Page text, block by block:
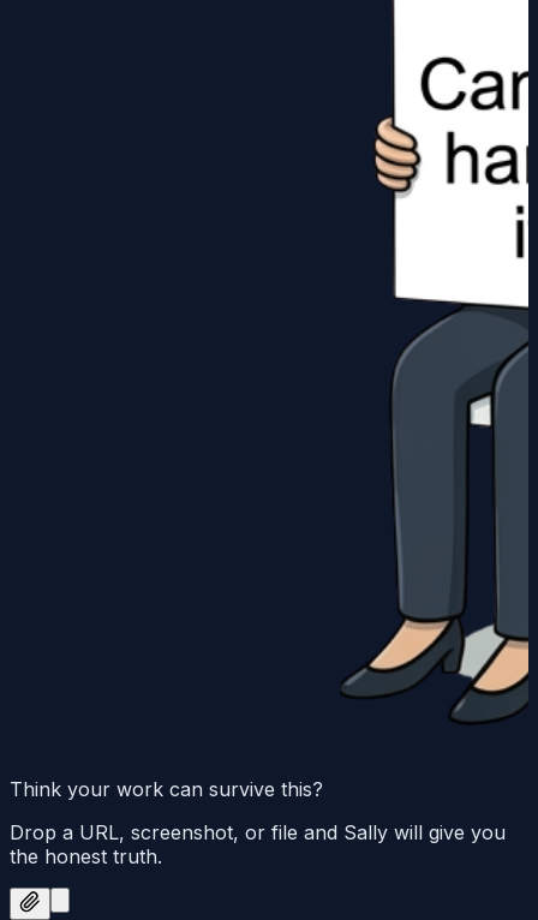
Think your work can survive this?
Drop a URL, screenshot, or file and Sally will give you
the honest truth.